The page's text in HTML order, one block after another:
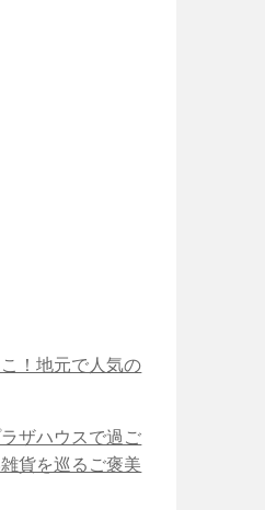
！地元で人気の
ザハウスで過ご
貨を巡るご褒美